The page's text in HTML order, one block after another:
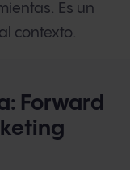
Es un
contexto.
Forward